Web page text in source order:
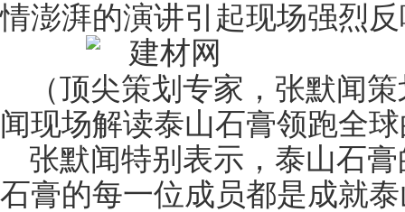
情澎湃的演讲引起现场强烈
（顶尖策划专家，张默闻
闻现场解读泰山石膏领跑全
张默闻特别表示，泰山石
石膏的每一位成员都是成就